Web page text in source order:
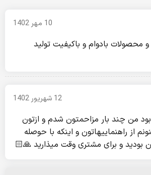
10 مهر 1402
محصولات بادوام و باکیفیت تولید
12 شهریور 1402
من چند بار مزاحمتون شدم و ازتون
از راهنماییهاتون و اینکه با حوصله
بودید و برای مشتری وقت میذارید 🙏🏻